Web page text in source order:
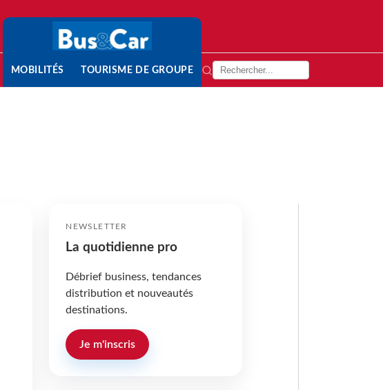
MOBILITÉS TOURISME DE GROUPE
NEWSLETTER
La quotidienne pro
Débrief business, tendances
distribution et nouveautés
destinations.
Je m'inscris